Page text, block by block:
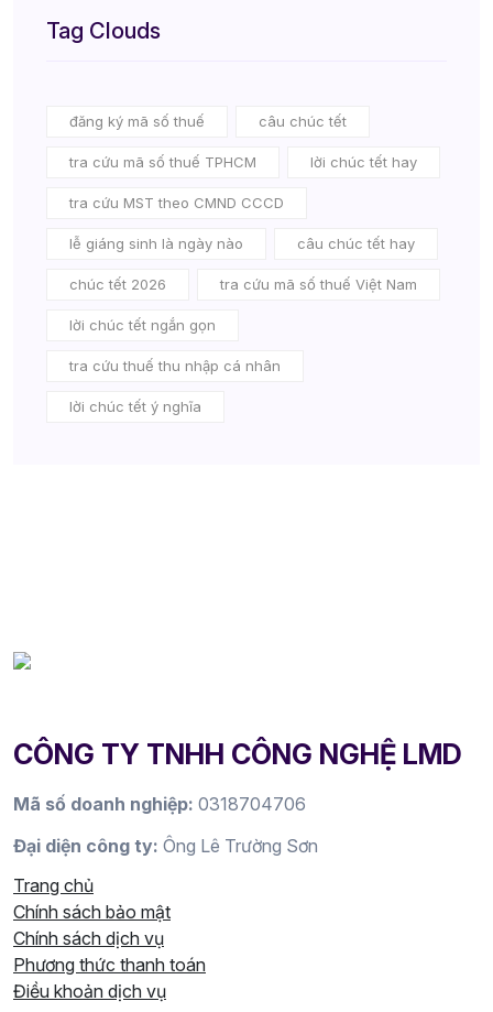
Tag Clouds
đăng ký mã số thuế câu chúc tết
tra cứu mã số thuế TPHCM lời chúc tết hay
tra cứu MST theo CMND CCCD
lễ giáng sinh là ngày nào câu chúc tết hay
chúc tết 2026 tra cứu mã số thuế Việt Nam
lời chúc tết ngắn gọn
tra cứu thuế thu nhập cá nhân
lời chúc tết ý nghĩa
CÔNG TY TNHH CÔNG NGHỆ LMD
Mã số doanh nghiệp: 0318704706
Đại diện công ty: Ông Lê Trường Sơn
Trang chủ
Chính sách bảo mật
Chính sách dịch vụ
Phương thức thanh toán
Điều khoản dịch vụ